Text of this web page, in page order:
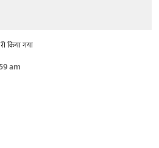
किया गया
am